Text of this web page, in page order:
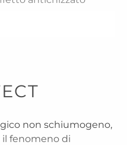
non schiumogeno,
fenomeno di